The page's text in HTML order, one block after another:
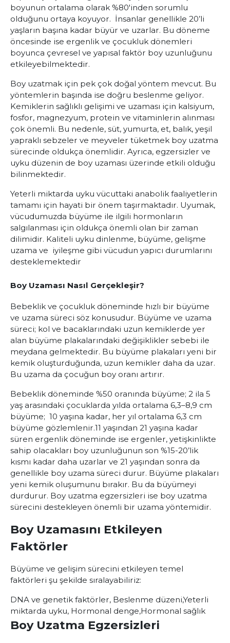
boyunun ortalama olarak %80'inden sorumlu
olduğunu ortaya koyuyor. İnsanlar genellikle 20’li
yaşların başına kadar büyür ve uzarlar. Bu döneme
öncesinde ise ergenlik ve çocukluk dönemleri
boyunca çevresel ve yapısal faktör boy uzunluğunu
etkileyebilmektedir.
Boy uzatmak için pek çok doğal yöntem mevcut. Bu
yöntemlerin başında ise doğru beslenme geliyor.
Kemiklerin sağlıklı gelişimi ve uzaması için kalsiyum,
fosfor, magnezyum, protein ve vitaminlerin alınması
çok önemli. Bu nedenle, süt, yumurta, et, balık, yeşil
yapraklı sebzeler ve meyveler tüketmek boy uzatma
sürecinde oldukça önemlidir. Ayrıca, egzersizler ve
uyku düzenin de boy uzaması üzerinde etkili olduğu
bilinmektedir.
Yeterli miktarda uyku vücuttaki anabolik faaliyetlerin
tamamı için hayati bir önem taşırmaktadır. Uyumak,
vücudumuzda büyüme ile ilgili hormonların
salgılanması için oldukça önemli olan bir zaman
dilimidir. Kaliteli uyku dinlenme, büyüme, gelişme
uzama ve iyileşme gibi vücudun yapıcı durumlarını
desteklemektedir
Boy Uzaması Nasıl Gerçekleşir?
Bebeklik ve çocukluk döneminde hızlı bir büyüme
ve uzama süreci söz konusudur. Büyüme ve uzama
süreci; kol ve bacaklarındaki uzun kemiklerde yer
alan büyüme plakalarındaki değişiklikler sebebi ile
meydana gelmektedir. Bu büyüme plakaları yeni bir
kemik oluşturduğunda, uzun kemikler daha da uzar.
Bu uzama da çocuğun boy oranı artırır.
Bebeklik döneminde %50 oranında büyüme; 2 ila 5
yaş arasındaki çocuklarda yılda ortalama 6,3–8,9 cm
büyüme; 10 yaşına kadar, her yıl ortalama 6,3 cm
büyüme gözlemlenir.11 yaşından 21 yaşına kadar
süren ergenlik döneminde ise ergenler, yetişkinlikte
sahip olacakları boy uzunluğunun son %15-20’lik
kısmı kadar daha uzarlar ve 21 yaşından sonra da
genellikle boy uzama süreci durur. Büyüme plakaları
yeni kemik oluşumunu bırakır. Bu da büyümeyi
durdurur. Boy uzatma egzersizleri ise boy uzatma
sürecini destekleyen önemli bir uzama yöntemidir.
Boy Uzamasını Etkileyen
Faktörler
Büyüme ve gelişim sürecini etkileyen temel
faktörleri şu şekilde sıralayabiliriz:
DNA ve genetik faktörler, Beslenme düzeni,Yeterli
miktarda uyku, Hormonal denge,Hormonal sağlık
Boy Uzatma Egzersizleri